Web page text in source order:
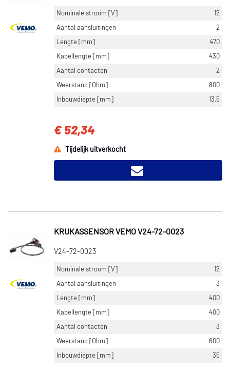
Nominale stroom [V]
12
Aantal aansluitingen
2
Lengte [mm]
470
Kabellengte [mm]
430
Aantal contacten
2
Weerstand [Ohm]
800
Inbouwdiepte [mm]
13,5
€ 52,34
Tijdelijk uitverkocht
KRUKASSENSOR VEMO V24-72-0023
V24-72-0023
Nominale stroom [V]
12
Aantal aansluitingen
3
Lengte [mm]
400
Kabellengte [mm]
400
Aantal contacten
3
Weerstand [Ohm]
600
Inbouwdiepte [mm]
35